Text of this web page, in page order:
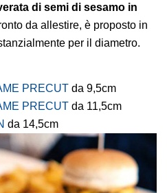
di semi di sesamo in
da allestire, è proposto in
per il diametro.
PRECUT da 9,5cm
PRECUT da 11,5cm
da 14,5cm